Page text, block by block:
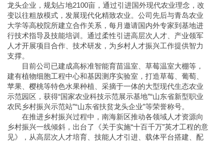
龙头企业，规划占地2100亩，通过引进国外现代农业理念，改
变以往粗放模式，发展现代化精致农业。公司先后与青岛农业
大学等高校院所建立合作关系，每月邀请国内外专家到基地进
行技术指导及技能培训。通过柔性引进高层次人才、产业领军
人才开展项目合作、技术研发，为乡村人才振兴工作提供智力
支撑。
目前公司已建成高标准智能育苗温室、草莓温室大棚等，
建有植物细胞工程中心和基因测序实验室，打造草莓、葡萄、
苹果、樱桃等特色水果种植、采摘于一体的大型现代生态农业
示范园区，获得“国家农业科技示范展示基地”“山东省新型职业
农民乡村振兴示范站”“山东省扶贫龙头企业”等荣誉称号。
在推进乡村振兴过程中，南海新区推动各领域人才资源向
乡村振兴一线倾斜，出台了《关于实施“十百千万”英才工程的意
见》，从高层次人才培育、技能人才引进、载体平台搭建、配